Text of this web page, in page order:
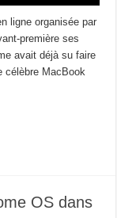
ligne organisée par
première ses
avait déjà su faire
célèbre MacBook
OS dans